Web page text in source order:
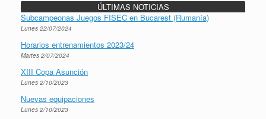
ÚLTIMAS NOTICIAS
Subcampeonas Juegos FISEC en Bucarest (Rumanía)
Lunes 22/07/2024
Horarios entrenamientos 2023/24
Martes 2/07/2024
XIII Copa Asunción
Lunes 2/10/2023
Nuevas equipaciones
Lunes 2/10/2023